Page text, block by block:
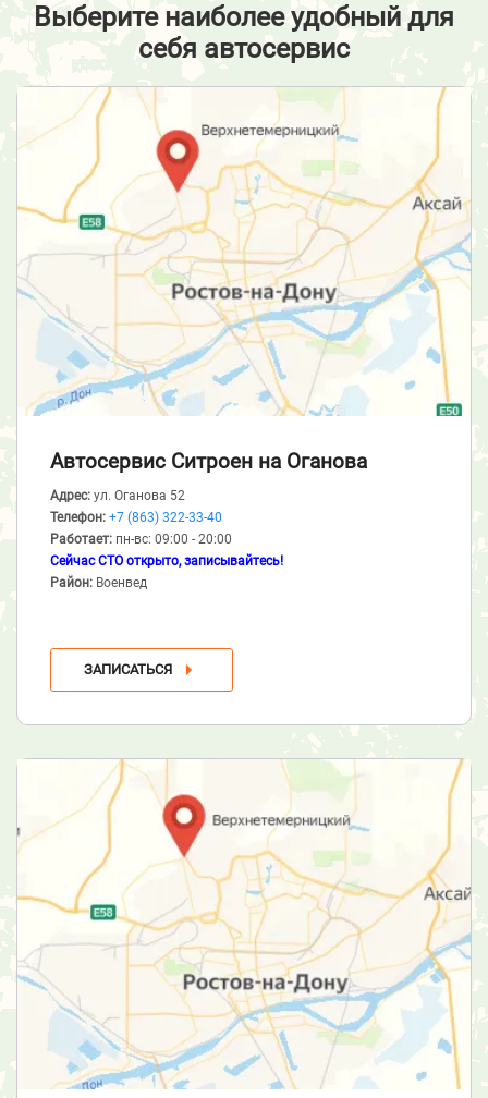
Выберите наиболее удобный для
себя автосервис
Автосервис Ситроен на Оганова
Адрес: ул. Оганова 52
Телефон: +7 (863) 322-33-40
Работает: пн-вс: 09:00 - 20:00
Сейчас СТО открыто, записывайтесь!
Район: Военвед
ЗАПИСАТЬСЯ